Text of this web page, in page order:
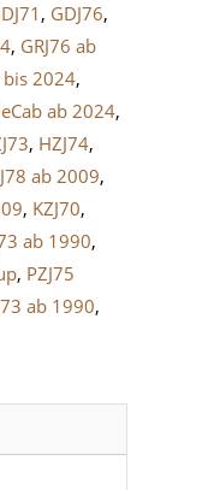
, GDJ76,
, GRJ76 ab
bis 2024,
ab 2024,
, HZJ74,
ab 2009,
, KZJ70,
ab 1990,
, PZJ75
ab 1990,